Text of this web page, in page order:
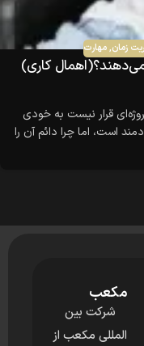
زمان,مهارت
کاری)
قرار نیست به خودی
است، اما چرا دائم آن را
زمانی بین کاشت و
مکعب
شرکت بین
المللی مکعب از